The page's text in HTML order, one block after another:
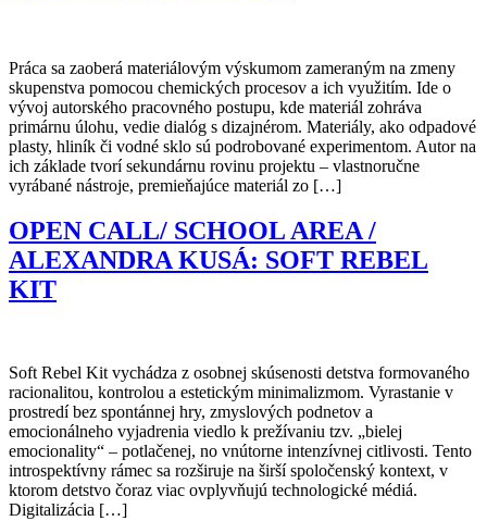
Práca sa zaoberá materiálovým výskumom zameraným na zmeny
skupenstva pomocou chemických procesov a ich využitím. Ide o
vývoj autorského pracovného postupu, kde materiál zohráva
primárnu úlohu, vedie dialóg s dizajnérom. Materiály, ako odpadové
plasty, hliník či vodné sklo sú podrobované experimentom. Autor na
ich základe tvorí sekundárnu rovinu projektu – vlastnoručne
vyrábané nástroje, premieňajúce materiál zo […]
OPEN CALL/ SCHOOL AREA /
ALEXANDRA KUSÁ: SOFT REBEL
KIT
Soft Rebel Kit vychádza z osobnej skúsenosti detstva formovaného
racionalitou, kontrolou a estetickým minimalizmom. Vyrastanie v
prostredí bez spontánnej hry, zmyslových podnetov a
emocionálneho vyjadrenia viedlo k prežívaniu tzv. „bielej
emocionality“ – potlačenej, no vnútorne intenzívnej citlivosti. Tento
introspektívny rámec sa rozširuje na širší spoločenský kontext, v
ktorom detstvo čoraz viac ovplyvňujú technologické médiá.
Digitalizácia […]